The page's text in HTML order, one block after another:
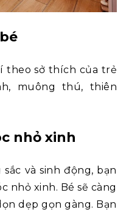
theo sở thích của trẻ
muông thú, thiên
nhỏ xinh
và sinh động, bạn
nhỏ xinh. Bé sẽ càng
dẹp gọn gàng. Bạn